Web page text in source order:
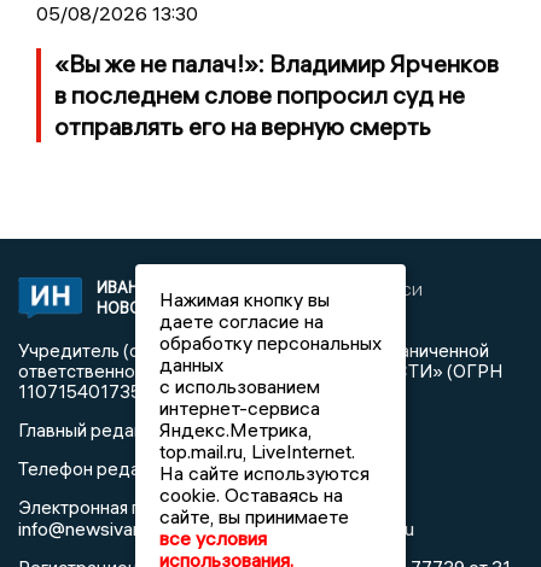
05/08/2026 13:30
«Вы же не палач!»: Владимир Ярченков
в последнем слове попросил суд не
отправлять его на верную смерть
ИВАНОВСКИЕ
НОВОСТИ
2020 © NEWSIVANOVO.RU | СИ
«Ивановские новости»
Учредитель (соучредители): Общество с ограниченной
ответственностью «РЕГИОНАЛЬНЫЕ НОВОСТИ» (ОГРН
1107154017354)
Главный редактор: Синева Ю.Д.
Телефон редакции: 8 (4932) 34-60-32
Электронная почта редакции:
info@newsivanovo.ru, reklama@newsivanovo.ru
Нажимая кнопку вы
даете согласие на
обработку персональных
данных
с использованием
интернет-сервиса
Яндекс.Метрика,
top.mail.ru, LiveInternet.
На сайте используются
cookie. Оставаясь на
сайте, вы принимаете
все условия
использования.